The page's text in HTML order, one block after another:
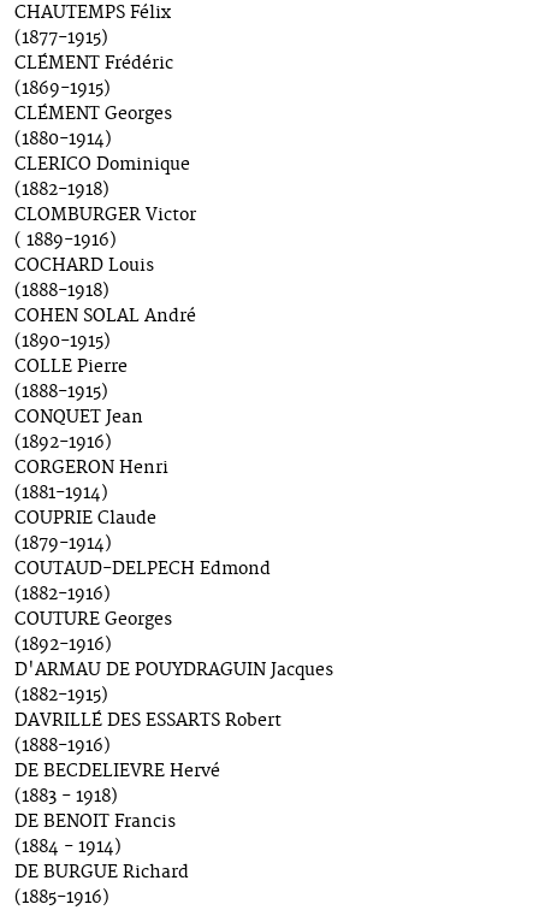
CHAUTEMPS Félix
(1877-1915)
CLÉMENT Frédéric
(1869-1915)
CLÉMENT Georges
(1880-1914)
CLERICO Dominique
(1882-1918)
CLOMBURGER Victor
( 1889-1916)
COCHARD Louis
(1888-1918)
COHEN SOLAL André
(1890-1915)
COLLE Pierre
(1888-1915)
CONQUET Jean
(1892-1916)
CORGERON Henri
(1881-1914)
COUPRIE Claude
(1879-1914)
COUTAUD-DELPECH Edmond
(1882-1916)
COUTURE Georges
(1892-1916)
D'ARMAU DE POUYDRAGUIN Jacques
(1882-1915)
DAVRILLÉ DES ESSARTS Robert
(1888-1916)
DE BECDELIEVRE Hervé
(1883 - 1918)
DE BENOIT Francis
(1884 - 1914)
DE BURGUE Richard
(1885-1916)